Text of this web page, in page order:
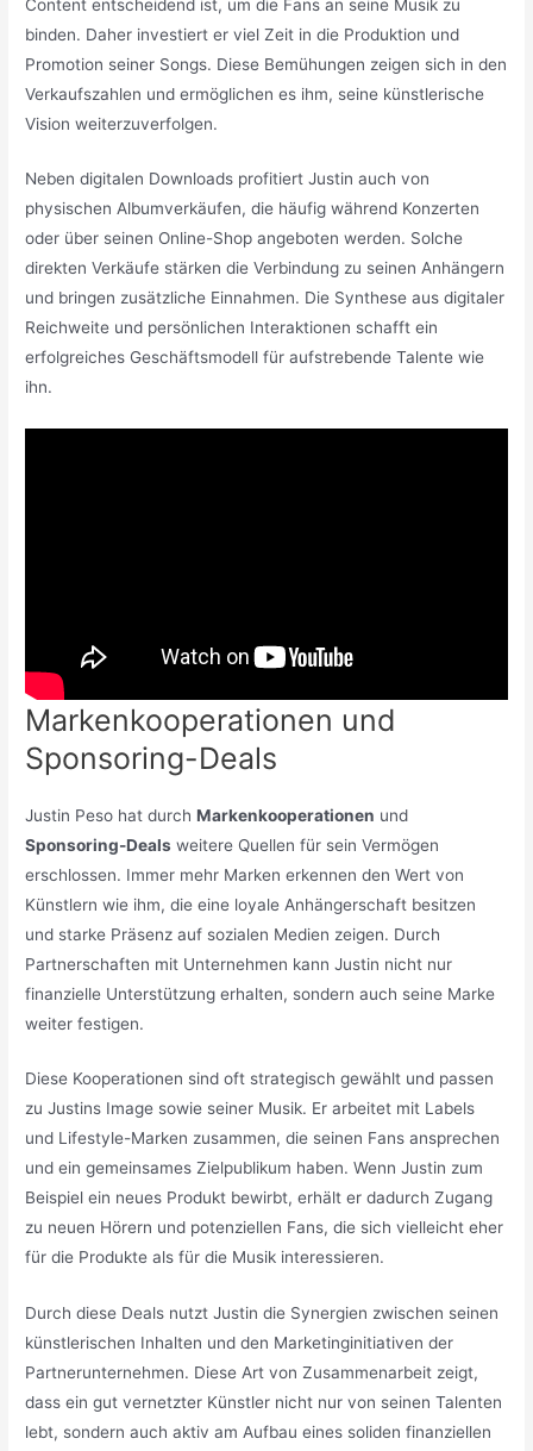
Content entscheidend ist, um die Fans an seine Musik zu
binden. Daher investiert er viel Zeit in die Produktion und
Promotion seiner Songs. Diese Bemühungen zeigen sich in den
Verkaufszahlen und ermöglichen es ihm, seine künstlerische
Vision weiterzuverfolgen.
Neben digitalen Downloads profitiert Justin auch von
physischen Albumverkäufen, die häufig während Konzerten
oder über seinen Online-Shop angeboten werden. Solche
direkten Verkäufe stärken die Verbindung zu seinen Anhängern
und bringen zusätzliche Einnahmen. Die Synthese aus digitaler
Reichweite und persönlichen Interaktionen schafft ein
erfolgreiches Geschäftsmodell für aufstrebende Talente wie
ihn.
Markenkooperationen und
Sponsoring-Deals
Justin Peso hat durchMarkenkooperationen und
Sponsoring-Deals weitere Quellen für sein Vermögen
erschlossen. Immer mehr Marken erkennen den Wert von
Künstlern wie ihm, die eine loyale Anhängerschaft besitzen
und starke Präsenz auf sozialen Medien zeigen. Durch
Partnerschaften mit Unternehmen kann Justin nicht nur
finanzielle Unterstützung erhalten, sondern auch seine Marke
weiter festigen.
Diese Kooperationen sind oft strategisch gewählt und passen
zu Justins Image sowie seiner Musik. Er arbeitet mit Labels
und Lifestyle-Marken zusammen, die seinen Fans ansprechen
und ein gemeinsames Zielpublikum haben. Wenn Justin zum
Beispiel ein neues Produkt bewirbt, erhält er dadurch Zugang
zu neuen Hörern und potenziellen Fans, die sich vielleicht eher
für die Produkte als für die Musik interessieren.
Durch diese Deals nutzt Justin die Synergien zwischen seinen
künstlerischen Inhalten und den Marketinginitiativen der
Partnerunternehmen. Diese Art von Zusammenarbeit zeigt,
dass ein gut vernetzter Künstler nicht nur von seinen Talenten
lebt, sondern auch aktiv am Aufbau eines soliden finanziellen